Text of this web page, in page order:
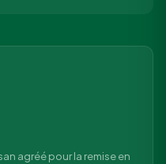
agréé pour la remise en